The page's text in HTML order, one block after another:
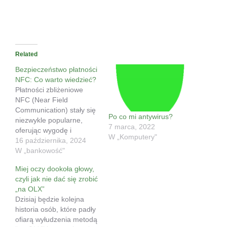
Related
Bezpieczeństwo płatności
NFC: Co warto wiedzieć?
Płatności zbliżeniowe
NFC (Near Field
Communication) stały się
niezwykle popularne,
oferując wygodę i
szybkość transakcji.
Jednak wraz z rosnącą
pytanie o bezpieczeństwo
tych płatności. Czy nasze
pieniądze są bezpieczne,
gdy płacimy zbliżeniowo?
Spróbujmy rozwiać
wszelkie wątpliwości. Jak
16 października, 2024
W „bankowość"
Po co mi antywirus?
7 marca, 2022
W „Komputery"
Miej oczy dookoła głowy,
czyli jak nie dać się zrobić
„na OLX”
Dzisiaj będzie kolejna
historia osób, które padły
ofiarą wyłudzenia metodą